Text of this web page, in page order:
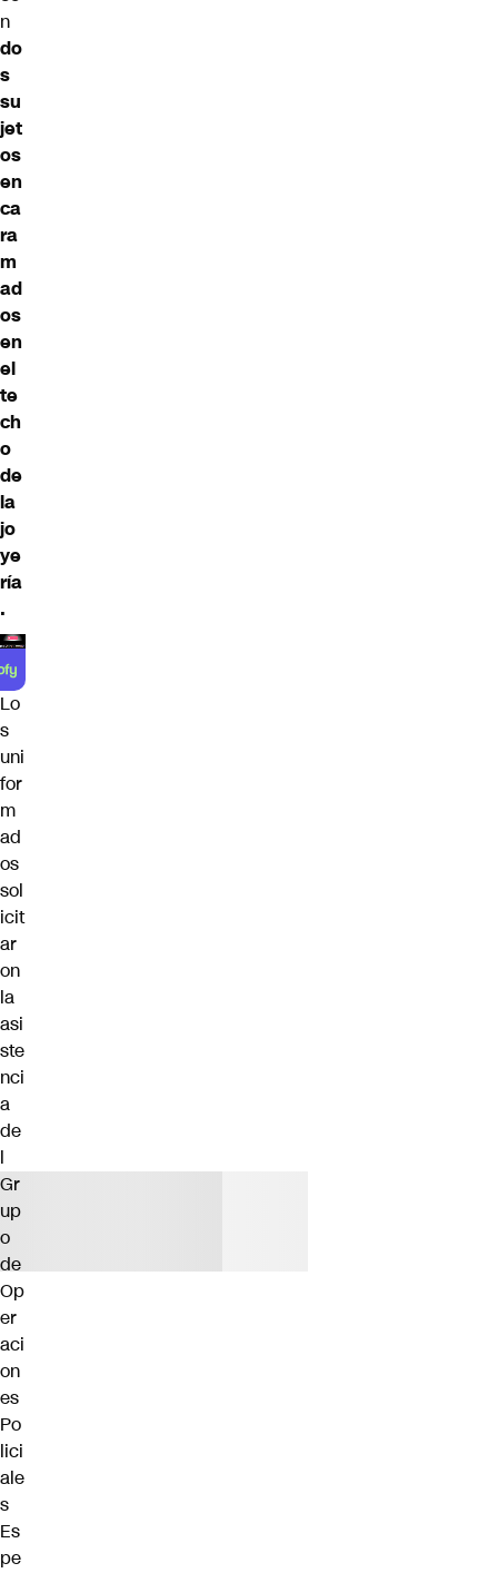
n
do
s
su
jet
os
en
ca
ra
m
ad
os
en
el
te
ch
o
de
la
jo
ye
ría
.
Lo
s
uni
for
m
ad
os
sol
icit
ar
on
la
asi
ste
nci
a
de
l
Gr
up
o
de
Op
er
aci
on
es
Po
lici
ale
s
Es
pe